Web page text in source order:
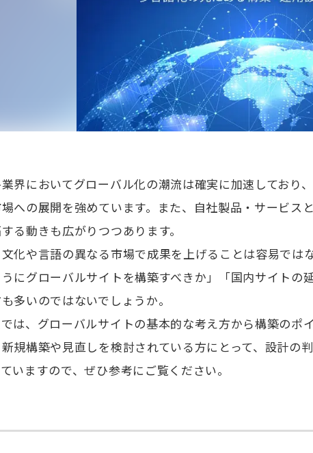
界においてグローバル化の潮流は確実に加速しており
への展開を強めています。また、自社製品・サービス
る動きも広がりつつあります。
化や言語の異なる市場で成果を上げることは容易ではな
うにグローバルサイトを構築すべきか」「国内サイト
多いのではないでしょうか。
は、グローバルサイトの基本的な考え方から構築のポ
規構築や見直しを検討されている方にとって、設計の
いますので、ぜひ参考にご覧ください。